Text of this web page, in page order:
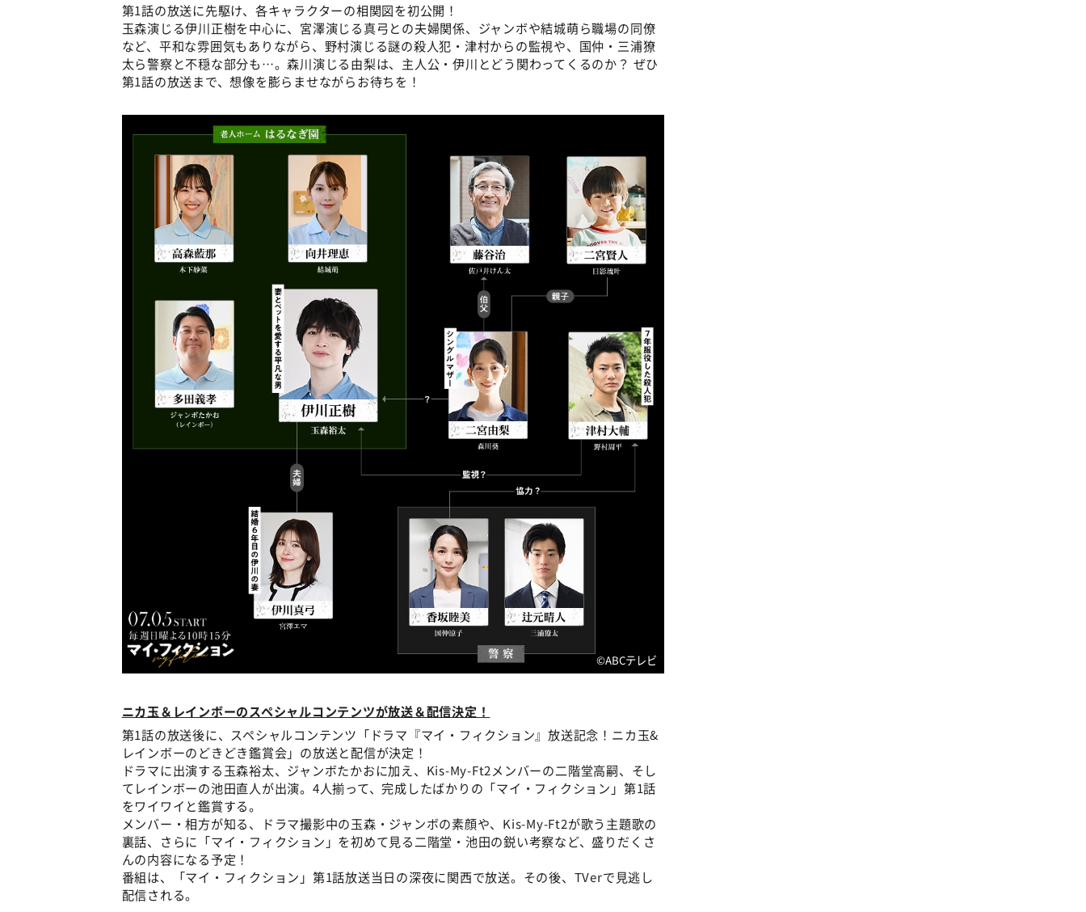
第1話の放送に先駆け、各キャラクターの相関図を初公開！
玉森演じる伊川正樹を中心に、宮澤演じる真弓との夫婦関係、ジャンボや結城萌ら職場の同僚
など、平和な雰囲気もありながら、野村演じる謎の殺人犯・津村からの監視や、国仲・三浦獠
太ら警察と不穏な部分も…。森川演じる由梨は、主人公・伊川とどう関わってくるのか？ ぜひ
第1話の放送まで、想像を膨らませながらお待ちを！
©ABCテレビ
ニカ玉＆レインボーのスペシャルコンテンツが放送＆配信決定！
第1話の放送後に、スペシャルコンテンツ「ドラマ『マイ・フィクション』放送記念！ニカ玉&
レインボーのどきどき鑑賞会」の放送と配信が決定！
ドラマに出演する玉森裕太、ジャンボたかおに加え、Kis-My-Ft2メンバーの二階堂高嗣、そし
てレインボーの池田直人が出演。4人揃って、完成したばかりの「マイ・フィクション」第1話
をワイワイと鑑賞する。
メンバー・相方が知る、ドラマ撮影中の玉森・ジャンボの素顔や、Kis-My-Ft2が歌う主題歌の
裏話、さらに「マイ・フィクション」を初めて見る二階堂・池田の鋭い考察など、盛りだくさ
んの内容になる予定！
番組は、「マイ・フィクション」第1話放送当日の深夜に関西で放送。その後、TVerで見逃し
配信される。